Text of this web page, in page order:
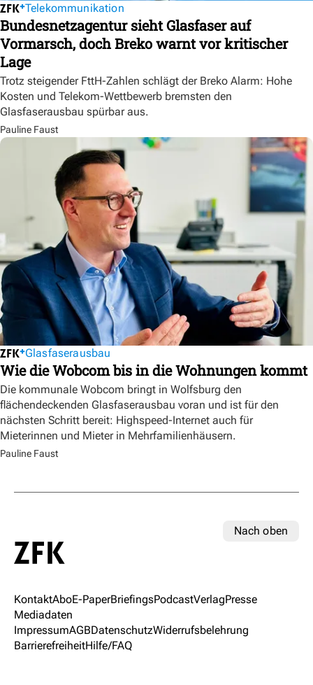
Telekommunikation
Bundesnetzagentur sieht Glasfaser auf
Vormarsch, doch Breko warnt vor kritischer
Lage
Trotz steigender FttH-Zahlen schlägt der Breko Alarm: Hohe
Kosten und Telekom-Wettbewerb bremsten den
Glasfaserausbau spürbar aus.
Pauline Faust
Glasfaserausbau
Wie die Wobcom bis in die Wohnungen kommt
Die kommunale Wobcom bringt in Wolfsburg den
flächendeckenden Glasfaserausbau voran und ist für den
nächsten Schritt bereit: Highspeed-Internet auch für
Mieterinnen und Mieter in Mehrfamilienhäusern.
Pauline Faust
Nach oben
KontaktAboE-PaperBriefingsPodcastVerlagPresse
Mediadaten
ImpressumAGBDatenschutzWiderrufsbelehrung
BarrierefreiheitHilfe/FAQ